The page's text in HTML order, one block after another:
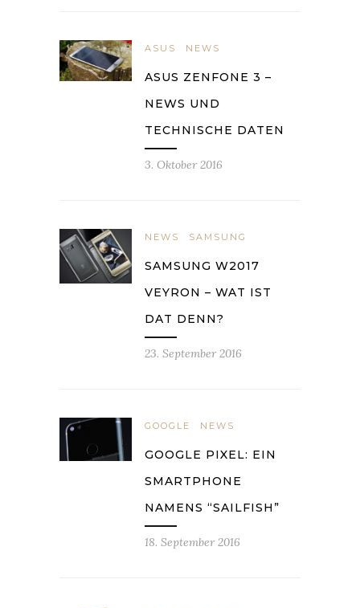
ASUS NEWS
ASUS ZENFONE 3 –
NEWS UND
TECHNISCHE DATEN
3. Oktober 2016
NEWS SAMSUNG
SAMSUNG W2017
VEYRON – WAT IST
DAT DENN?
23. September 2016
GOOGLE NEWS
GOOGLE PIXEL: EIN
SMARTPHONE
NAMENS “SAILFISH”
18. September 2016